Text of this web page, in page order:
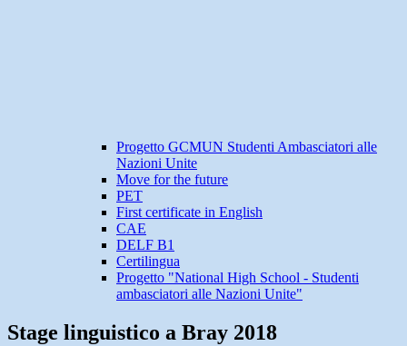
Progetto GCMUN Studenti Ambasciatori alle
Nazioni Unite
Move for the future
PET
First certificate in English
CAE
DELF B1
Certilingua
Progetto "National High School - Studenti
ambasciatori alle Nazioni Unite"
Stage linguistico a Bray 2018